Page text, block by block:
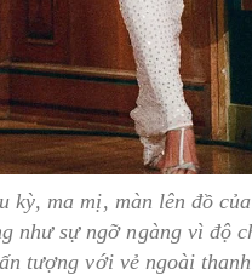
kỳ, ma mị, màn lên đồ
như sự ngỡ ngàng vì độ
tượng với vẻ ngoài